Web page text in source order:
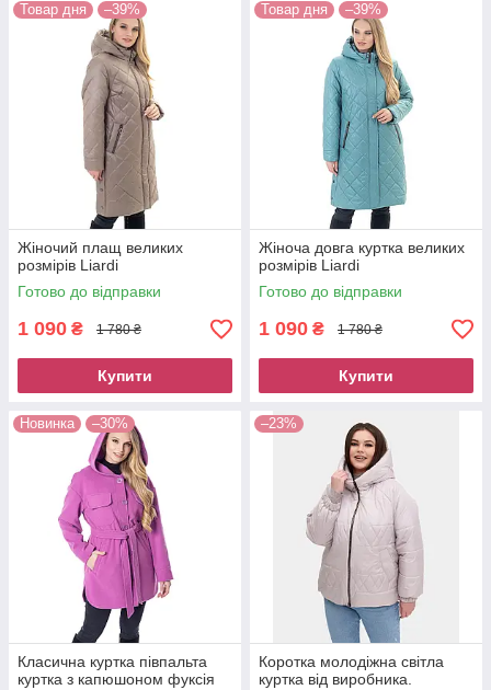
Товар дня –39%
Жіночий плащ великих
розмірів Liardi
Готово до відправки
1 090 ₴ 1 780 ₴
Купити
Товар дня –39%
Жіноча довга куртка великих
розмірів Liardi
Готово до відправки
1 090 ₴ 1 780 ₴
Купити
Новинка –30%
Класична куртка півпальта
куртка з капюшоном фуксія
–23%
Коротка молодіжна світла
куртка від виробника.